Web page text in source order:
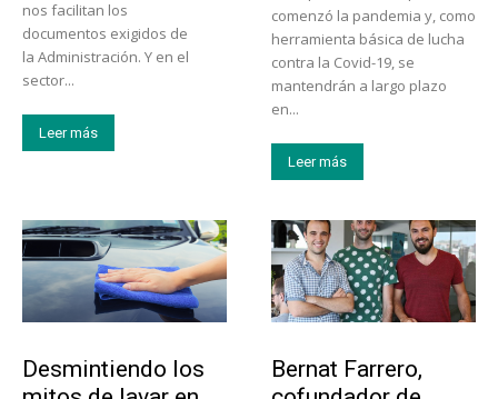
nos facilitan los
documentos exigidos de
la Administración. Y en el
sector...
Leer más
comenzó la pandemia y, como
herramienta básica de lucha
contra la Covid-19, se
mantendrán a largo plazo
en...
Leer más
Desmintiendo los
Bernat Farrero,